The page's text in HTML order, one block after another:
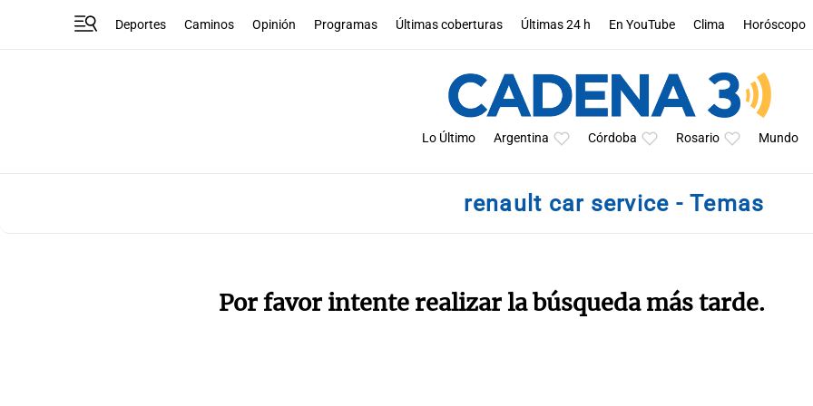
Deportes Caminos Opinión Programas Últimas coberturas Últimas 24 h En YouTube Clima Horóscopo
Lo Último Argentina Córdoba Rosario Mundo
renault car service - Temas
Por favor intente realizar la búsqueda más tarde.